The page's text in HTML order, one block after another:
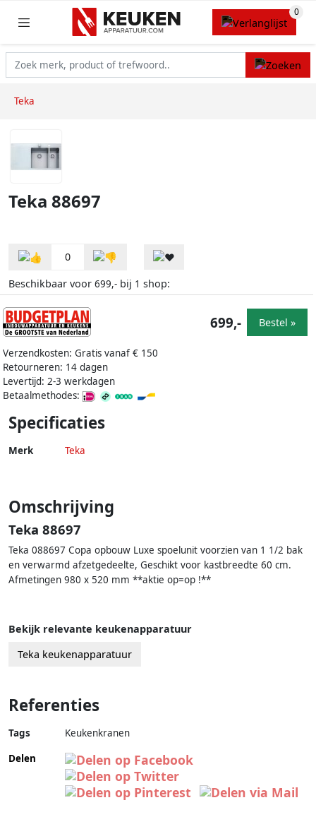
Teka
Teka 88697
0
Beschikbaar voor 699,- bij 1 shop:
Verzendkosten: Gratis vanaf € 150
Retourneren: 14 dagen
Levertijd: 2-3 werkdagen
Betaalmethodes:
699,- Bestel »
Specificaties
Merk Teka
Omschrijving
Teka 88697
Teka 088697 Copa opbouw Luxe spoelunit voorzien van 1 1/2 bak
en verwarmd afzetgedeelte, Geschikt voor kastbreedte 60 cm.
Afmetingen 980 x 520 mm **aktie op=op !**
Bekijk relevante keukenapparatuur
Teka keukenapparatuur
Referenties
Tags
Keukenkranen
Delen